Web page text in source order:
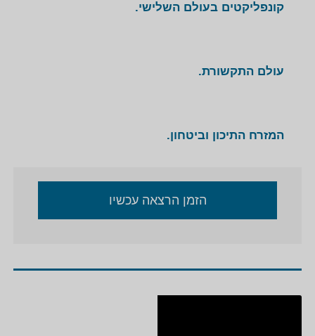
קונפליקטים בעולם השלישי.
עולם התקשורת.
המזרח התיכון וביטחון.
הזמן הרצאה עכשיו